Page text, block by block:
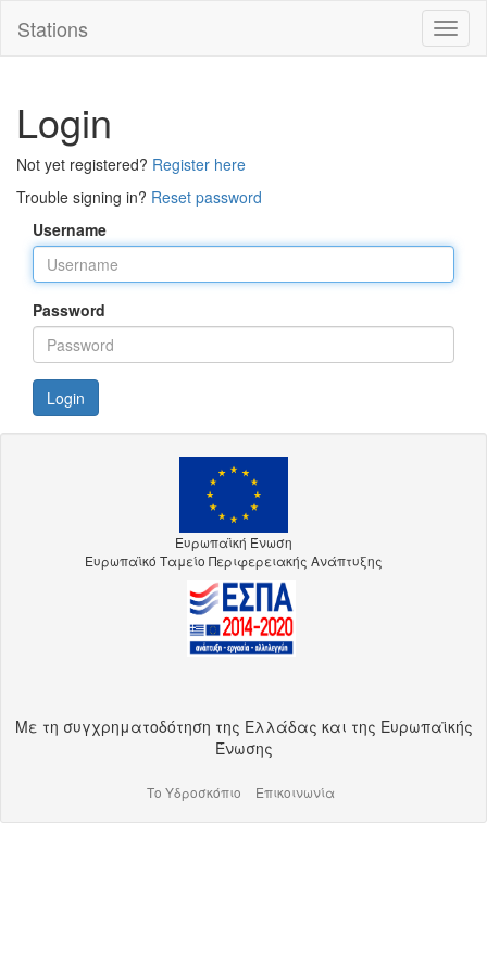
Stations
Login
Not yet registered? Register here
Trouble signing in? Reset password
Username
Password
Login
Ευρωπαϊκή Ένωση
Ευρωπαϊκό Ταμείο Περιφερειακής Ανάπτυξης
Με τη συγχρηματοδότηση της Ελλάδας και της Ευρωπαϊκής
Ένωσης
Το Υδροσκόπιο Επικοινωνία